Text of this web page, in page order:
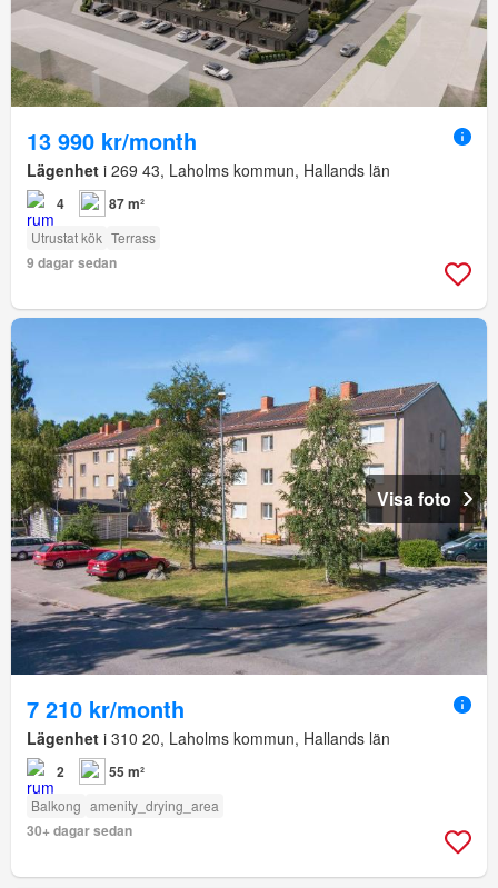
13 990 kr/month
Lägenhet i 269 43, Laholms kommun, Hallands län
4 87 m²
Utrustat kök Terrass
9 dagar sedan
Visa foto
7 210 kr/month
Lägenhet i 310 20, Laholms kommun, Hallands län
2 55 m²
Balkong amenity_drying_area
30+ dagar sedan